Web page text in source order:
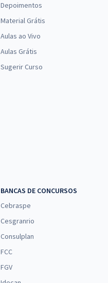
Depoimentos
Material Grátis
Aulas ao Vivo
Aulas Grátis
Sugerir Curso
BANCAS DE CONCURSOS
Cebraspe
Cesgranrio
Consulplan
FCC
FGV